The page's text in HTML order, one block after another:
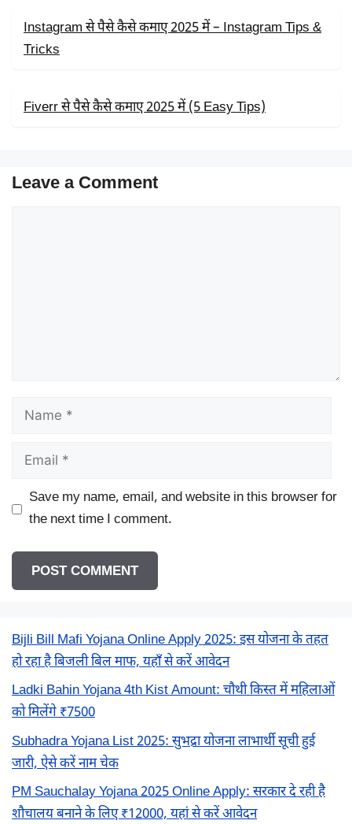
Instagram से पैसे कैसे कमाए 2025 में – Instagram Tips &
Tricks
Fiverr से पैसे कैसे कमाए 2025 में (5 Easy Tips)
Leave a Comment
Name
Email
Save my name, email, and website in this browser for
the next time I comment.
Bijli Bill Mafi Yojana Online Apply 2025: इस योजना के तहत
हो रहा है बिजली बिल माफ, यहाँ से करें आवेदन
Ladki Bahin Yojana 4th Kist Amount: चौथी किस्त में महिलाओं
को मिलेंगे ₹7500
Subhadra Yojana List 2025: सुभद्रा योजना लाभार्थी सूची हुई
जारी, ऐसे करें नाम चेक
PM Sauchalay Yojana 2025 Online Apply: सरकार दे रही है
शौचालय बनाने के लिए ₹12000, यहां से करें आवेदन